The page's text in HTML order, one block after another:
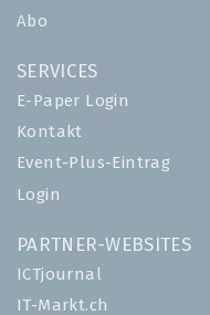
Abo
SERVICES
E-Paper Login
Kontakt
Event-Plus-Eintrag
Login
PARTNER-WEBSITES
ICTjournal
IT-Markt.ch